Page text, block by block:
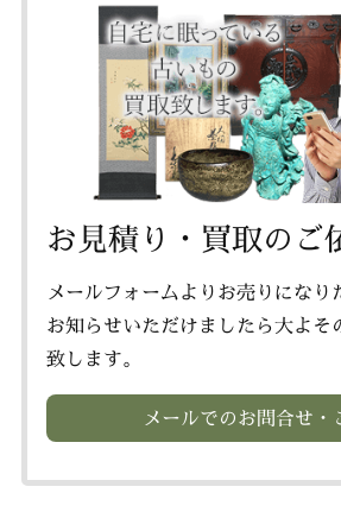
お見積り・買取のご
メールフォームよりお売りになり
お知らせいただけましたら大よそ
致します。
メールでのお問合せ・